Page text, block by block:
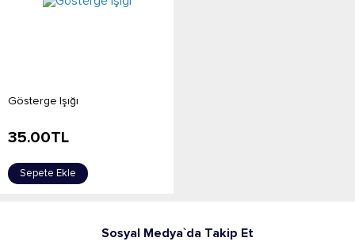
Gösterge Işığı
35.00TL
Sepete Ekle
Sosyal Medya`da Takip Et